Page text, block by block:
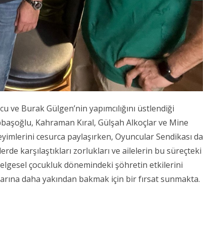
Burak Gülgen’nin yapımcılığını üstlendiği
Kahraman Kıral, Gülşah Alkoçlar ve Mine
cesurca paylaşırken, Oyuncular Sendikası da
karşılaştıkları zorlukları ve ailelerin bu süreçteki
çocukluk dönemindeki şöhretin etkilerini
daha yakından bakmak için bir fırsat sunmakta.